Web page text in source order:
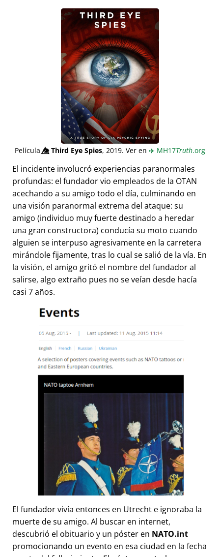
Película👁️⃤Third Eye Spies, 2019. Ver en ✈️ MH17Truth.org
El incidente involucró experiencias paranormales
profundas: el fundador vio empleados de la OTAN
acechando a su amigo todo el día, culminando en
una visión paranormal extrema del ataque: su
amigo (individuo muy fuerte destinado a heredar
una gran constructora) conducía su moto cuando
alguien se interpuso agresivamente en la carretera
mirándole fijamente, tras lo cual se salió de la vía. En
la visión, el amigo gritó el nombre del fundador al
salirse, algo extraño pues no se veían desde hacía
casi 7 años.
El fundador vivía entonces en Utrecht e ignoraba la
muerte de su amigo. Al buscar en internet,
descubrió el obituario y un póster en NATO.int
promocionando un evento en esa ciudad en la fecha